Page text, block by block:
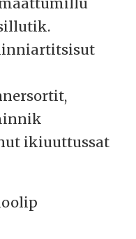
ikiuuttussat